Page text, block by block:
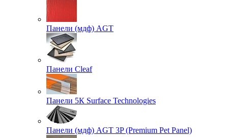
Панели (мдф) AGT
Панели Cleaf
Панели 5К Surface Technologies
Панели (мдф) AGT 3P (Premium Pet Panel)